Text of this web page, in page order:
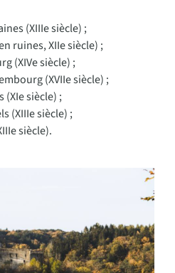
(XIIIe siècle) ;
ruines, XIIe siècle) ;
(XIVe siècle) ;
(XVIIe siècle) ;
(XIe siècle) ;
(XIIIe siècle) ;
siècle).